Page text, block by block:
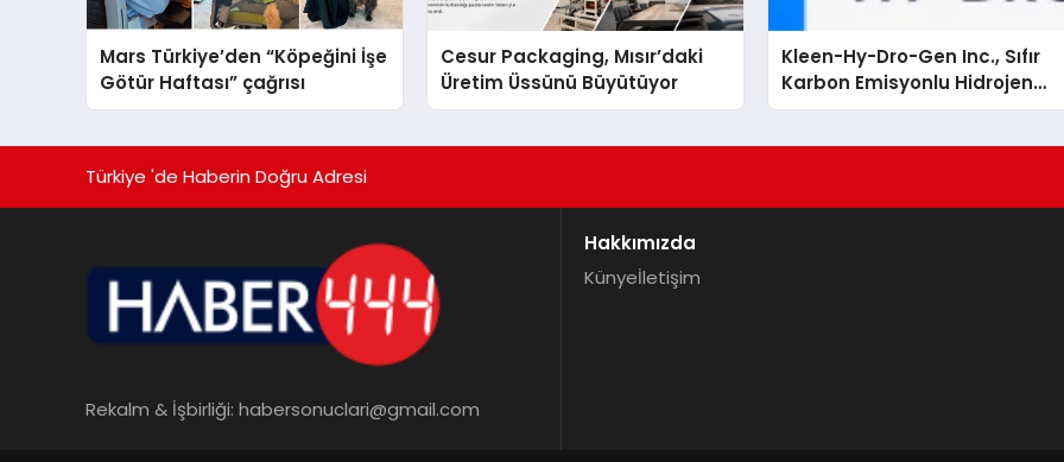
Mars Türkiye’den “Köpeğini İşe
Götür Haftası” çağrısı
Cesur Packaging, Mısır’daki
Üretim Üssünü Büyütüyor
Kleen-Hy-Dro-Gen Inc., Sıfır
Karbon Emisyonlu Hidrojen
Isıtma Teknolojisinde ISO ve
Türkiye 'de Haberin Doğru Adresi
Rekalm & İşbirliği: habersonuclari@gmail.com
Hakkımızda
Künyeİletişim